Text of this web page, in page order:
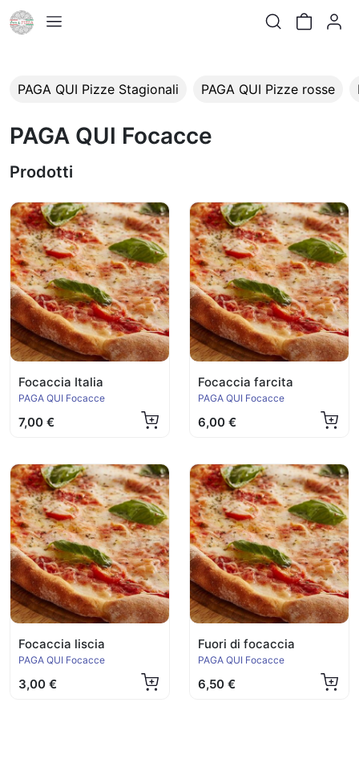
None
PAGA QUI Pizze Stagionali PAGA QUI Pizze rosse
PAGA QUI Focacce
Prodotti
Focaccia Italia
PAGA QUI Focacce
7,00 €
Focaccia farcita
PAGA QUI Focacce
6,00 €
Focaccia liscia
PAGA QUI Focacce
3,00 €
Fuori di focaccia
PAGA QUI Focacce
6,50 €